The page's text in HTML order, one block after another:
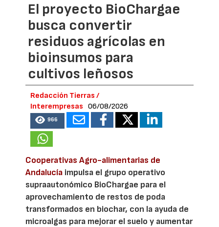
El proyecto BioChargae
busca convertir
residuos agrícolas en
bioinsumos para
cultivos leñosos
Redacción Tierras /
Interempresas
06/08/2026
966
Cooperativas Agro-alimentarias de
Andalucía impulsa el grupo operativo
supraautonómico BioChargae para el
aprovechamiento de restos de poda
transformados en biochar, con la ayuda de
microalgas para mejorar el suelo y aumentar